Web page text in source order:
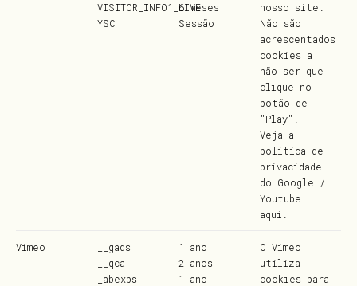
VISITOR_INFO1_LIVE
YSC
6 meses
Sessão
nosso site.
Não são
acrescentados
cookies a
não ser que
clique no
botão de
"Play".
Veja a
política de
privacidade
do Google /
Youtube
aqui
Vimeo
__gads
__qca
_abexps
1 ano
2 anos
1 ano
O Vimeo
utiliza
cookies para